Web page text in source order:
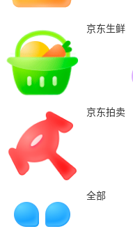
京东生鲜
京东拍卖
全部